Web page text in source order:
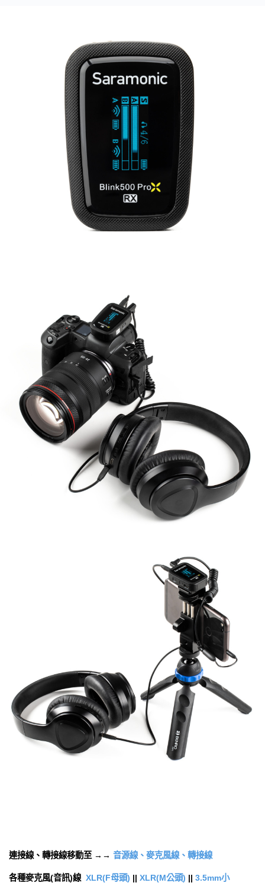
連接線、轉接線移動至 →→ 音源線、麥克風線、轉接線
各種麥克風(音訊)線 XLR(F母頭) || XLR(M公頭) || 3.5mm小